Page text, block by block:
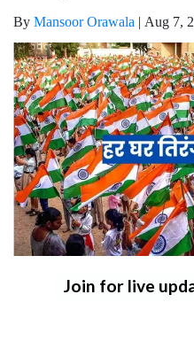
By Mansoor Orawala | Aug 7,
Join for live